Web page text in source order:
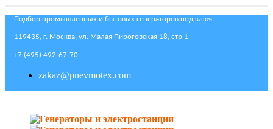
Подбор промышленных и бытовых генераторов под ключ
119435, г. Москва, ул. Малая Пироговская 18, стр 1
+7 (495) 492-67-70
zakaz@pnevmotex.com